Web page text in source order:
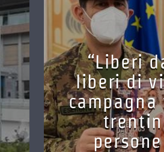
“Liberi
liberi di
persone